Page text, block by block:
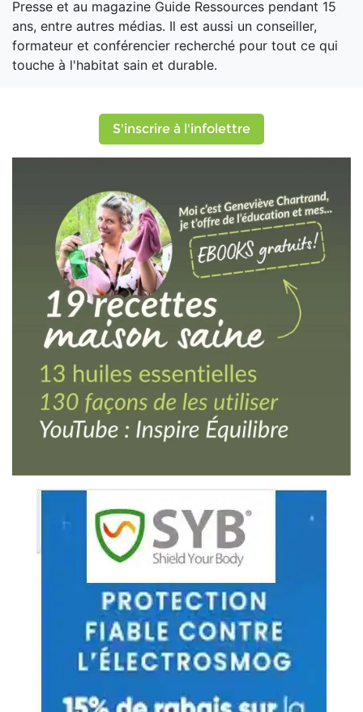
Presse et au magazine Guide Ressources pendant 15
ans, entre autres médias. Il est aussi un conseiller,
formateur et conférencier recherché pour tout ce qui
touche à l'habitat sain et durable.
S'inscrire à l'infolettre